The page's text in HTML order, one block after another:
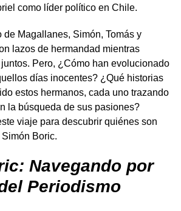
como líder político en Chile.
de Magallanes, Simón, Tomás y
lazos de hermandad mientras
Pero, ¿Cómo han evolucionado
días inocentes? ¿Qué historias
estos hermanos, cada uno trazando
la búsqueda de sus pasiones?
viaje para descubrir quiénes son
Boric.
Navegando por
Periodismo